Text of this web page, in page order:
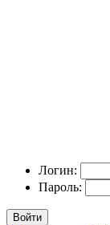
Логин:
Пароль:
Войти